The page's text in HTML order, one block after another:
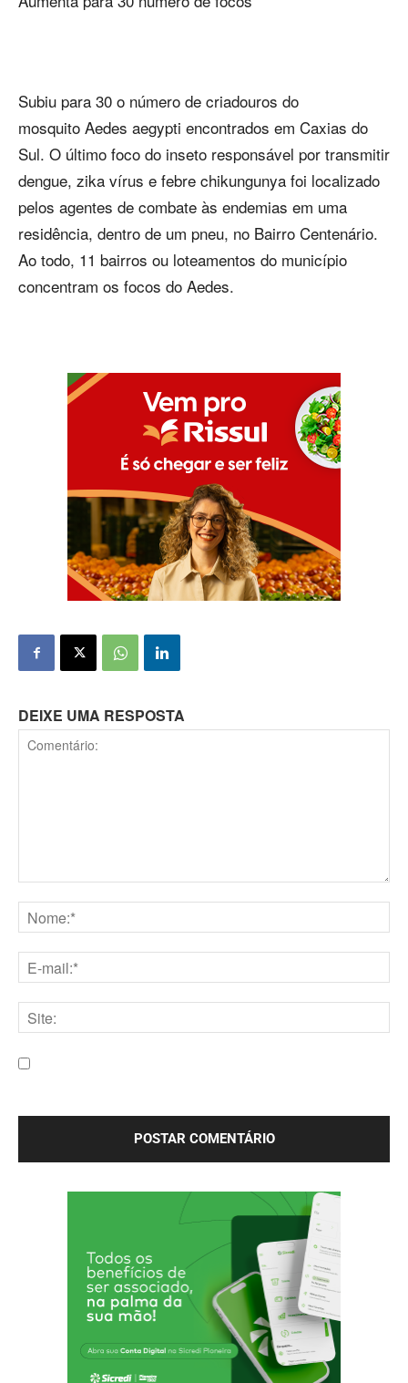
Subiu para 30 o número de criadouros do
mosquito Aedes aegypti encontrados em Caxias do
Sul. O último foco do inseto responsável por transmitir
dengue, zika vírus e febre chikungunya foi localizado
pelos agentes de combate às endemias em uma
residência, dentro de um pneu, no Bairro Centenário.
Ao todo, 11 bairros ou loteamentos do município
concentram os focos do Aedes.
DEIXE UMA RESPOSTA
mail:*